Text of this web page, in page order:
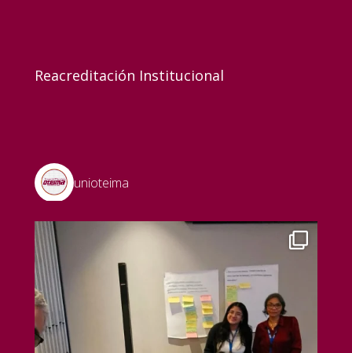
Reacreditación Institucional
unioteima